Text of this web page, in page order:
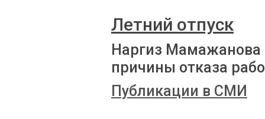
Летний отпуск
Наргиз Мамажанова
причины отказа
Публикации в СМИ